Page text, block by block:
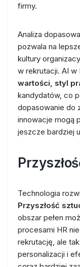
firmy.
Analiza
pozwala na
kultury
w rekrutacji. AI w
wartości, styl
kandydatów, co
dopasowanie do
innowacje mogą
jeszcze bardziej
Technologia
Przyszłość
obszar pełen
procesami HR
rekrutację, ale
personalizacji i